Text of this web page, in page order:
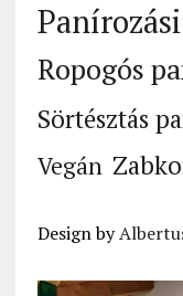
Ropogós
Sörtésztás
Vegán
Design by